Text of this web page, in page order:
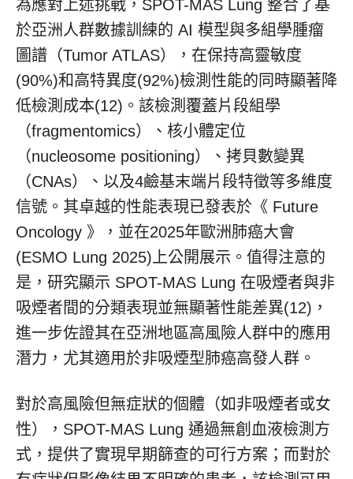
為應對上述挑戰，SPOT-MAS Lung 整合了基
於亞洲人群數據訓練的 AI 模型與多組學腫瘤
圖譜（Tumor ATLAS），在保持高靈敏度
(90%)和高特異度(92%)檢測性能的同時顯著降
低檢測成本(12)。該檢測覆蓋片段組學
（fragmentomics）、核小體定位
（nucleosome positioning）、拷貝數變異
（CNAs）、以及4鹼基末端片段特徵等多維度
信號。其卓越的性能表現已發表於《 Future
Oncology 》，並在2025年歐洲肺癌大會
(ESMO Lung 2025)上公開展示。值得注意的
是，研究顯示 SPOT-MAS Lung 在吸煙者與非
吸煙者間的分類表現並無顯著性能差異(12)，
進一步佐證其在亞洲地區高風險人群中的應用
潛力，尤其適用於非吸煙型肺癌高發人群。
對於高風險但無症狀的個體（如非吸煙者或女
性），SPOT-MAS Lung 通過無創血液檢測方
式，提供了實現早期篩查的可行方案；而對於